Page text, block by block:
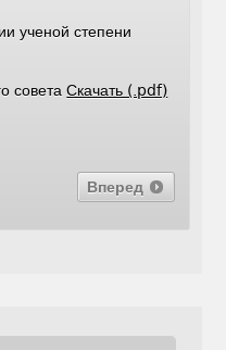
ученой степени
советаСкачать (.pdf)
Вперед